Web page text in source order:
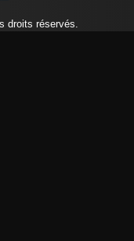
droits réservés.